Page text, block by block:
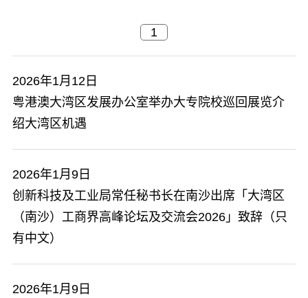
2026年1月12日
粤港澳大湾区发展办公室举办大专院校巡回展览介
绍大湾区机遇
2026年1月9日
创新科技及工业局常任秘书长在南沙出席「大湾区
（南沙）工商界高峰论坛及交流会2026」致辞（只
有中文）
2026年1月9日